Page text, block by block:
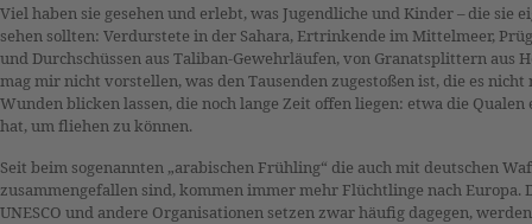
Viel haben sie gesehen und erlebt, was Jugendliche und Kinder – die
sehen sollten: Verdurstete in der Sahara, Ertrinkende im Mittelmeer,
und Durchschüssen aus Taliban-Gewehrläufen, von Granatsplittern aus
mag mir nicht vorstellen, was den Tausenden zugestoßen ist, die es
Wunden blicken lassen, die noch lange Zeit offen liegen: etwa die
hat, um fliehen zu können.
Seit beim sogenannten „arabischen Frühling“ die auch mit deutschen
zusammengefallen sind, kommen immer mehr Flüchtlinge nach
UNESCO und andere Organisationen setzen zwar häufig dagegen,